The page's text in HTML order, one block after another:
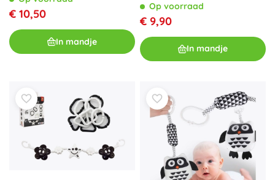
€ 10,50
In mandje
Op voorraad
€ 9,90
In mandje